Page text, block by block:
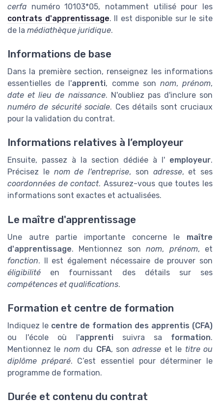
cerfa numéro 10103*05, notamment utilisé pour les
contrats d'apprentissage. Il est disponible sur le site
de la médiathèque juridique.
Informations de base
Dans la première section, renseignez les informations
essentielles de l'apprenti, comme son nom,prénom,
date et lieu de naissance. N'oubliez pas d'inclure son
numéro de sécurité sociale. Ces détails sont cruciaux
pour la validation du contrat.
Informations relatives à l’employeur
Ensuite, passez à la section dédiée à l' employeur.
Précisez le nom de l'entreprise, son adresse, et ses
coordonnées de contact. Assurez-vous que toutes les
informations sont exactes et actualisées.
Le maître d'apprentissage
Une autre partie importante concerne le maître
d'apprentissage. Mentionnez sonnom, prénom, et
fonction. Il est également nécessaire de prouver son
éligibilité en fournissant des détails sur ses
compétences et qualifications.
Formation et centre de formation
Indiquez le centre de formation des apprentis (CFA)
ou l'école où l'apprentisuivra sa formation.
Mentionnez le nomdu CFA, sonadresse et le titre ou
diplôme préparé. C’est essentiel pour déterminer le
programme de formation.
Durée et contenu du contrat